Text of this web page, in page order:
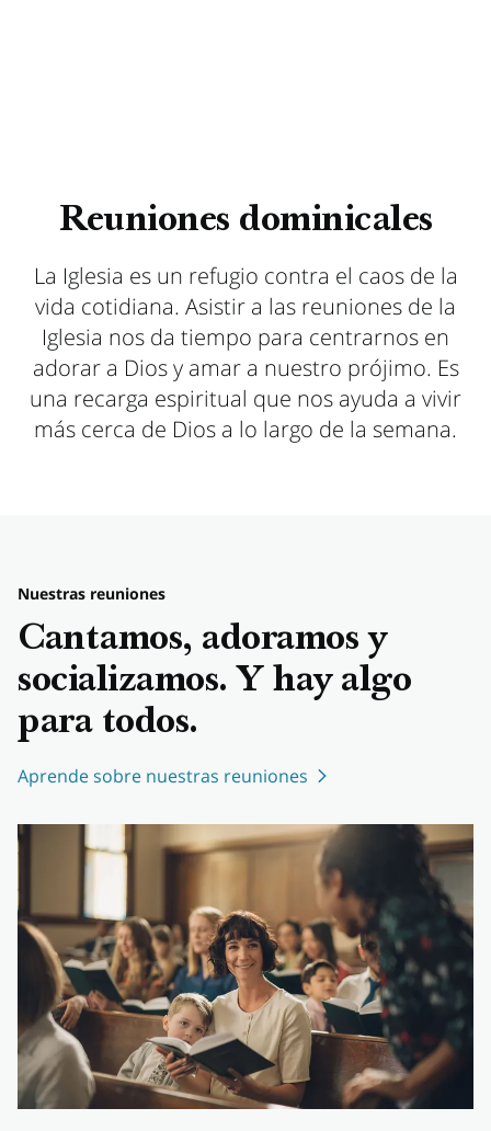
Reuniones dominicales
La Iglesia es un refugio contra el caos de la
vida cotidiana. Asistir a las reuniones de la
Iglesia nos da tiempo para centrarnos en
adorar a Dios y amar a nuestro prójimo. Es
una recarga espiritual que nos ayuda a vivir
más cerca de Dios a lo largo de la semana.
Nuestras reuniones
Cantamos, adoramos y
socializamos. Y hay algo
para todos.
Aprende sobre nuestras reuniones